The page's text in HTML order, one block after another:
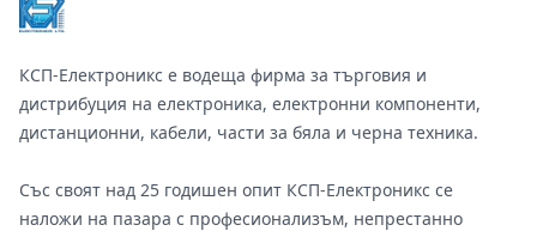
КСП-Електроникс е водеща фирма за търговия и
дистрибуция на електроника, електронни компоненти,
дистанционни, кабели, части за бяла и черна техника.
Със своят над 25 годишен опит КСП-Електроникс се
наложи на пазара с професионализъм, непрестанно